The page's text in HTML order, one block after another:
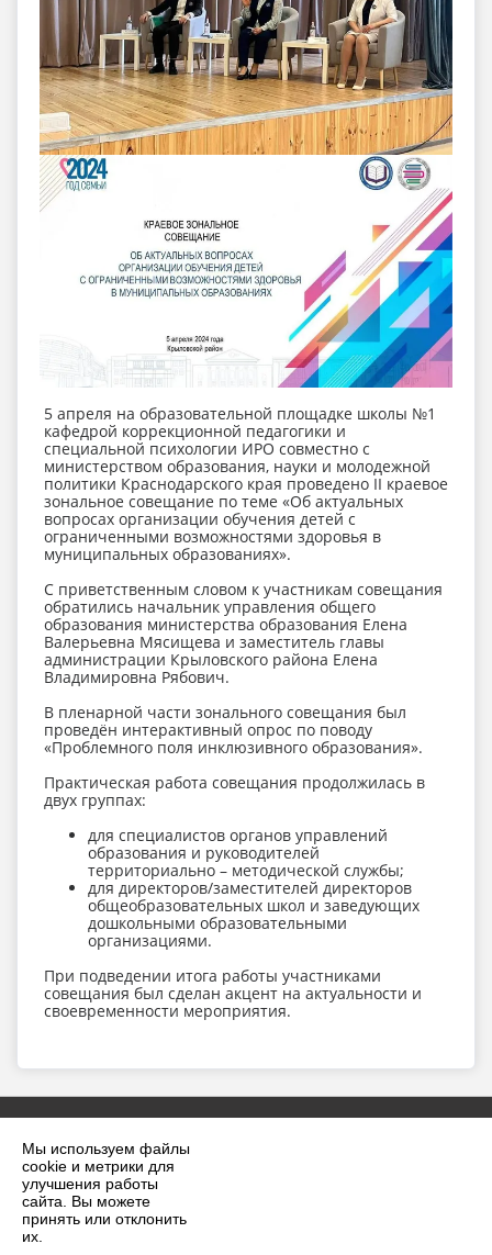
Мы используем файлы
cookie и метрики для
улучшения работы
сайта. Вы можете
принять или отклонить
их.
5 апреля на образовательной площадке школы №1
кафедрой коррекционной педагогики и
специальной психологии ИРО совместно с
министерством образования, науки и молодежной
политики Краснодарского края проведено II краевое
зональное совещание по теме «Об актуальных
вопросах организации обучения детей с
ограниченными возможностями здоровья в
муниципальных образованиях».
С приветственным словом к участникам совещания
обратились начальник управления общего
образования министерства образования Елена
Валерьевна Мясищева и заместитель главы
администрации Крыловского района Елена
Владимировна Рябович.
В пленарной части зонального совещания был
проведён интерактивный опрос по поводу
«Проблемного поля инклюзивного образования».
Практическая работа совещания продолжилась в
двух группах:
для специалистов органов управлений
образования и руководителей
территориально – методической службы;
для директоров/заместителей директоров
общеобразовательных школ и заведующих
дошкольными образовательными
организациями.
При подведении итога работы участниками
совещания был сделан акцент на актуальности и
своевременности мероприятия.
2026 г. krilovskaya.ru
Вход